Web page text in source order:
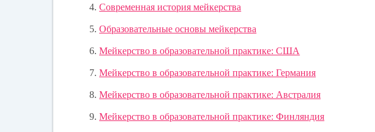
Современная история мейкерства
Образовательные основы мейкерства
Мейкерство в образовательной практике: США
Мейкерство в образовательной практике: Германия
Мейкерство в образовательной практике: Австралия
Мейкерство в образовательной практике: Финляндия